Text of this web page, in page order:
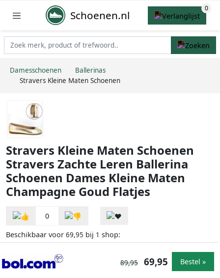
Schoenen.nl
Damesschoenen
Ballerinas
Stravers Kleine Maten Schoenen
Stravers Kleine Maten Schoenen
Stravers Zachte Leren Ballerina
Schoenen Dames Kleine Maten
Champagne Goud Flatjes
0
Beschikbaar voor 69,95 bij 1 shop:
89,95 69,95 Bestel »